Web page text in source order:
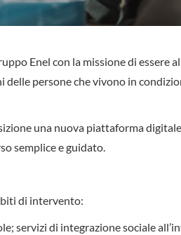
Enel con la missione di essere
persone che vivono in
una nuova piattaforma
semplice e guidato.
di intervento:
servizi di integrazione sociale